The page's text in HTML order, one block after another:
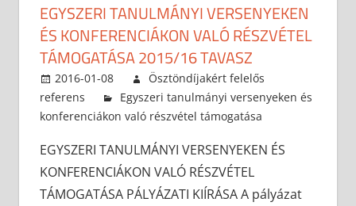
EGYSZERI TANULMÁNYI VERSENYEKEN
ÉS KONFERENCIÁKON VALÓ RÉSZVÉTEL
TÁMOGATÁSA 2015/16 TAVASZ
2016-01-08
Ösztöndíjakért felelős
referens
Egyszeri tanulmányi versenyeken és
konferenciákon való részvétel támogatása
EGYSZERI TANULMÁNYI VERSENYEKEN ÉS
KONFERENCIÁKON VALÓ RÉSZVÉTEL
TÁMOGATÁSA PÁLYÁZATI KIÍRÁSA A pályázat